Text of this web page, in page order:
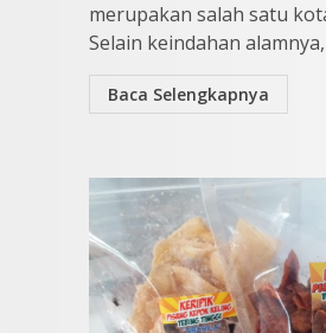
merupakan salah satu
Selain keindahan
Baca Selengkapnya